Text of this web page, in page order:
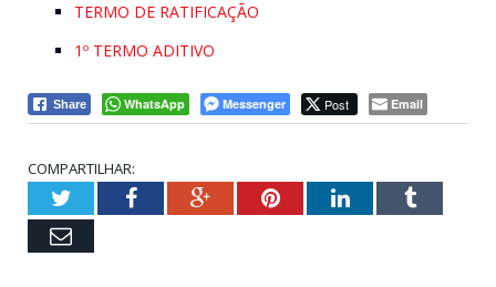
TERMO DE RATIFICAÇÃO
1º TERMO ADITIVO
Share WhatsApp Messenger Post Email
COMPARTILHAR:
TwitterFacebookGoogle+PinterestLinkedInTumblr
Email